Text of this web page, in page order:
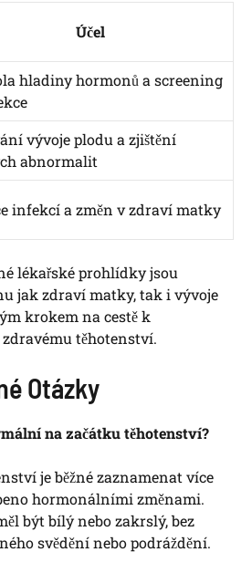
Účel
hladiny hormonů a screening
vývoje plodu a zjištění
abnormalit
infekcí a změn v zdraví matky
lékařské prohlídky jsou
jak zdraví matky, tak i vývoje
krokem na cestě k
těhotenství.
Otázky
na začátku těhotenství?
je běžné zaznamenat více
hormonálními změnami.
být bílý nebo zakrslý, bez
svědění nebo podráždění.